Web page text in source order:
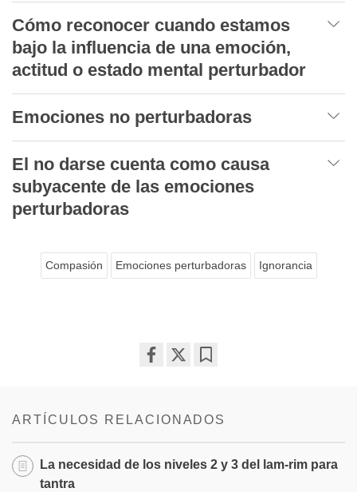
Cómo reconocer cuando estamos
bajo la influencia de una emoción,
actitud o estado mental perturbador
Emociones no perturbadoras
El no darse cuenta como causa
subyacente de las emociones
perturbadoras
Compasión Emociones perturbadoras Ignorancia
ARTÍCULOS RELACIONADOS
La necesidad de los niveles 2 y 3 del lam-rim para
tantra